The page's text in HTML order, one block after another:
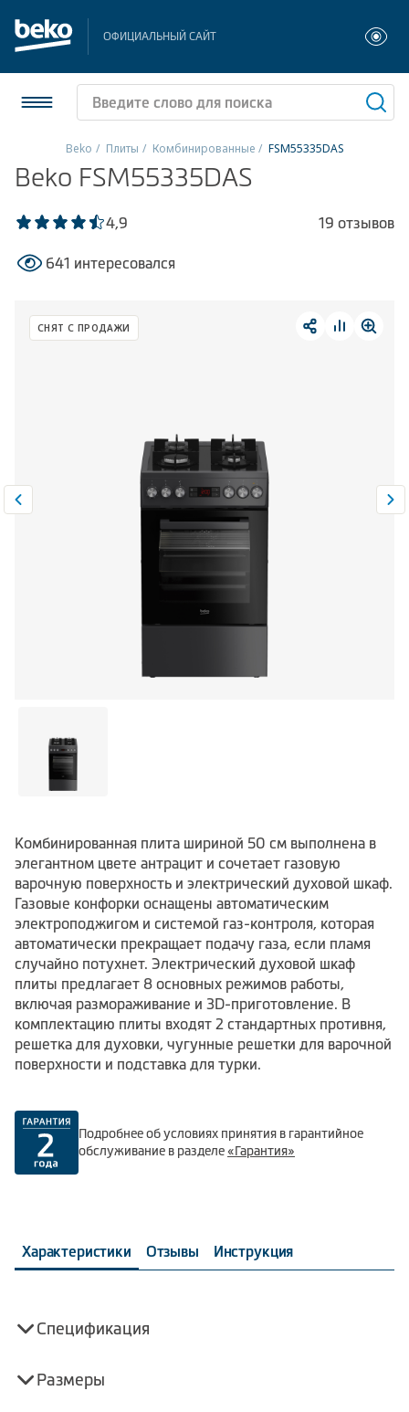
ОФИЦИАЛЬНЫЙ САЙТ
Холодильники и морозильники
Стиральные и сушильные машины
Посудомоечные машины
Встраиваемая техника
Сравнить 0
Beko Плиты Комбинированные FSM55335DAS
Beko FSM55335DAS
4,9 19 отзывов
641 интересовался
СНЯТ С ПРОДАЖИ
Комбинированная плита шириной 50 см выполнена в
элегантном цвете антрацит и сочетает газовую
варочную поверхность и электрический духовой шкаф.
Газовые конфорки оснащены автоматическим
электроподжигом и системой газ-контроля, которая
автоматически прекращает подачу газа, если пламя
случайно потухнет. Электрический духовой шкаф
плиты предлагает 8 основных режимов работы,
включая размораживание и 3D-приготовление. В
комплектацию плиты входят 2 стандартных противня,
решетка для духовки, чугунные решетки для варочной
поверхности и подставка для турки.
Подробнее об условиях принятия в гарантийное
обслуживание в разделе«Гарантия»
Характеристики Отзывы Инструкция
Спецификация
Размеры